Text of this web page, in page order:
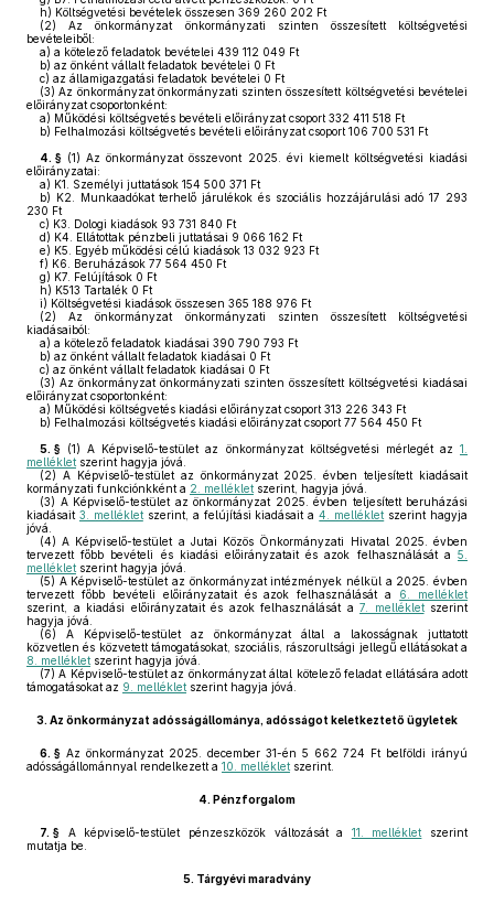
h) Költségvetési bevételek összesen 369 260 202 Ft
(2) Az önkormányzat önkormányzati szinten összesített költségvetési
bevételeiből:
a) a kötelező feladatok bevételei 439 112 049 Ft
b) az önként vállalt feladatok bevételei 0 Ft
c) az államigazgatási feladatok bevételei 0 Ft
(3) Az önkormányzat önkormányzati szinten összesített költségvetési bevételei
előirányzat csoportonként:
a) Működési költségvetés bevételi előirányzat csoport 332 411 518 Ft
b) Felhalmozási költségvetés bevételi előirányzat csoport 106 700 531 Ft
4. § (1) Az önkormányzat összevont 2025. évi kiemelt költségvetési kiadási
előirányzatai:
a) K1. Személyi juttatások 154 500 371 Ft
b) K2. Munkaadókat terhelő járulékok és szociális hozzájárulási adó 17 293
230 Ft
c) K3. Dologi kiadások 93 731 840 Ft
d) K4. Ellátottak pénzbeli juttatásai 9 066 162 Ft
e) K5. Egyéb működési célú kiadások 13 032 923 Ft
f) K6. Beruházások 77 564 450 Ft
g) K7. Felújítások 0 Ft
h) K513 Tartalék 0 Ft
i) Költségvetési kiadások összesen 365 188 976 Ft
(2) Az önkormányzat önkormányzati szinten összesített költségvetési
kiadásaiból:
a) a kötelező feladatok kiadásai 390 790 793 Ft
b) az önként vállalt feladatok kiadásai 0 Ft
c) az önként vállalt feladatok kiadásai 0 Ft
(3) Az önkormányzat önkormányzati szinten összesített költségvetési kiadásai
előirányzat csoportonként:
a) Működési költségvetés kiadási előirányzat csoport 313 226 343 Ft
b) Felhalmozási költségvetés kiadási előirányzat csoport 77 564 450 Ft
5. § (1) A Képviselő-testület az önkormányzat költségvetési mérlegét az1.
melléklet szerint hagyja jóvá.
(2) A Képviselő-testület az önkormányzat 2025. évben teljesített kiadásait
kormányzati funkciónkként a 2. melléklet szerint, hagyja jóvá.
(3) A Képviselő-testület az önkormányzat 2025. évben teljesített beruházási
kiadásait 3. mellékletszerint, a felújítási kiadásait a4. melléklet szerint hagyja
jóvá.
(4) A Képviselő-testület a Jutai Közös Önkormányzati Hivatal 2025. évben
tervezett főbb bevételi és kiadási előirányzatait és azok felhasználását a 5.
melléklet szerint hagyja jóvá.
(5) A Képviselő-testület az önkormányzat intézmények nélkül a 2025. évben
tervezett főbb bevételi előirányzatait és azok felhasználását a 6. melléklet
szerint, a kiadási előirányzatait és azok felhasználását a 7. mellékletszerint
hagyja jóvá.
(6) A Képviselő-testület az önkormányzat által a lakosságnak juttatott
közvetlen és közvetett támogatásokat, szociális, rászorultsági jellegű ellátásokat a
8. melléklet szerint hagyja jóvá.
(7) A Képviselő-testület az önkormányzat által kötelező feladat ellátására adott
támogatásokat az 9. melléklet szerint hagyja jóvá.
3. Az önkormányzat adósságállománya, adósságot keletkeztető ügyletek
6. § Az önkormányzat 2025. december 31-én 5 662 724 Ft belföldi irányú
adósságállománnyal rendelkezett a 10. melléklet szerint.
4. Pénzforgalom
7. § A képviselő-testület pénzeszközök változását a 11. melléklet szerint
mutatja be.
5. Tárgyévi maradvány